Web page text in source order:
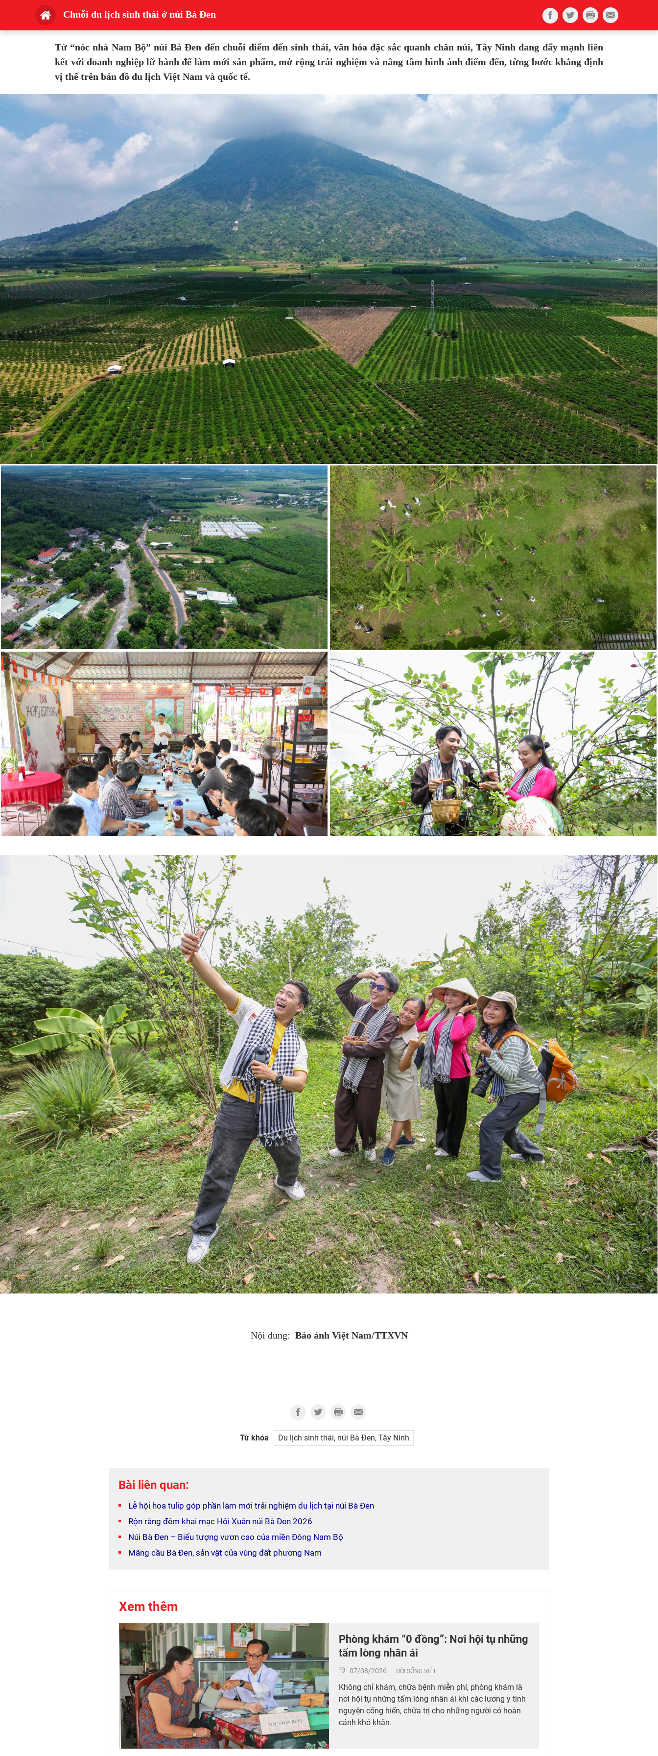
Chuỗi du lịch sinh thái ở núi Bà Đen
Từ “nóc nhà Nam Bộ” núi Bà Đen đến chuỗi điểm đến sinh thái, văn hóa đặc sắc quanh chân núi, Tây Ninh đang đẩy mạnh liên
kết với doanh nghiệp lữ hành để làm mới sản phẩm, mở rộng trải nghiệm và nâng tầm hình ảnh điểm đến, từng bước khẳng định
vị thế trên bản đồ du lịch Việt Nam và quốc tế.
Nội dung: Báo ảnh Việt Nam/TTXVN
Từ khóa Du lịch sinh thái, núi Bà Đen, Tây Ninh
Bài liên quan:
Lễ hội hoa tulip góp phần làm mới trải nghiệm du lịch tại núi Bà Đen
Rộn ràng đêm khai mạc Hội Xuân núi Bà Đen 2026
Núi Bà Đen – Biểu tượng vươn cao của miền Đông Nam Bộ
Mãng cầu Bà Đen, sản vật của vùng đất phương Nam
Xem thêm
Phòng khám “0 đồng”: Nơi hội tụ những
tấm lòng nhân ái
07/08/2026 ĐỜI SỐNG VIỆT
Không chỉ khám, chữa bệnh miễn phí, phòng khám là
nơi hội tụ những tấm lòng nhân ái khi các lương y tình
nguyện cống hiến, chữa trị cho những người có hoàn
cảnh khó khăn.